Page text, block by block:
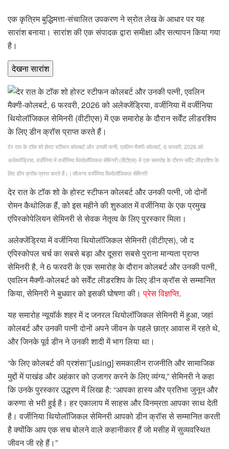
एक कृत्रिम बुद्धिमत्ता-संचालित उपकरण ने स्रोत लेख के आधार पर यह
सारांश बनाया। सारांश की एक संपादक द्वारा समीक्षा और सत्यापन किया गया
है।
देखनासारांश
देर रात के टॉक शो होस्ट स्टीफन कोलबर्ट और उनकी पत्नी, एवलिन मैक्गी-कोलबर्ट, 6 फरवरी, 2026 को
अलेक्जेंड्रिया, वर्जीनिया में वर्जीनिया थियोलॉजिकल सेमिनरी (वीटीएस) में एक समारोह के दौरान सर्वेंट लीडरशिप के
लिए डीन क्रॉस प्राप्त करते हैं। | सौजन्य वर्जीनिया थियोलॉजिकल सेमिनरी
देर रात के टॉक शो के होस्ट स्टीफन कोलबर्ट और उनकी पत्नी, जो दोनों
रोमन कैथोलिक हैं, को इस महीने की शुरुआत में वर्जीनिया के एक प्रमुख
एपिस्कोपेलियन सेमिनरी से सेवक नेतृत्व के लिए पुरस्कार मिला।
अलेक्जेंड्रिया में वर्जीनिया थियोलॉजिकल सेमिनरी (वीटीएस), जो द
एपिस्कोपल चर्च का सबसे बड़ा और दूसरा सबसे पुराना मान्यता प्राप्त
सेमिनरी है, ने 6 फरवरी के एक समारोह के दौरान कोलबर्ट और उनकी पत्नी,
एवलिन मैक्गी-कोलबर्ट को सर्वेंट लीडरशिप के लिए डीन क्रॉस से सम्मानित
किया, सेमिनरी ने बुधवार को इसकी घोषणा की।प्रेस विज्ञप्ति.
यह समारोह न्यूयॉर्क शहर में द जनरल थियोलॉजिकल सेमिनरी में हुआ, जहां
कोलबर्ट और उनकी पत्नी दोनों अपने जीवन के पहले छात्र आवास में रहते थे,
और जिनके पूर्व डीन ने उनकी शादी में भाग लिया था।
“के लिए कोलबर्ट की प्रशंसा”[using] समकालीन राजनीति और सामाजिक
मुद्दों में पाखंड और अहंकार को उजागर करने के लिए व्यंग्य,” सेमिनरी ने कहा
कि उनके पुरस्कार उद्धरण में लिखा है: “आपका हास्य और प्रतिभा जुनून और
करुणा से भरी हुई है। हर एकालाप में साहस और विनम्रता आपका साथ देती
है। वर्जीनिया थियोलॉजिकल सेमिनरी आपको डीन क्रॉस से सम्मानित करती
है क्योंकि आप एक सच बोलने वाले कहानीकार हैं जो मसीह में सुव्यवस्थित
जीवन जी रहे हैं।”